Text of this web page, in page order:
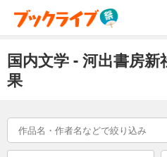
国内文学 - 河出書房
果